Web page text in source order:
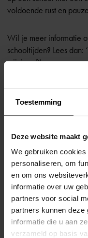
Toestemming
Deze website maakt
We gebruiken
personaliseren, om
en om ons
informatie over uw
partners voor social
partners kunnen deze
informatie die u aan
verzameld op basis
voldoende rust en
Wil je meer informatie
schooltijden? Lees dan:
wijzigen?’
Terug naar